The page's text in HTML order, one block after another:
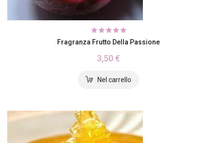
Fragranza Frutto Della Passione
3,50 €